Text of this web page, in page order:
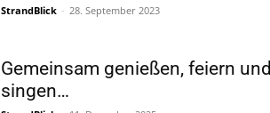
StrandBlick - 28. September 2023
Gemeinsam genießen, feiern und
singen…